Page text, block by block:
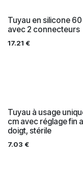
Tuyau en silicone
avec 2 connecteurs
17.21 €
Tuyau à usage
cm avec réglage fin
doigt, stérile
7.03 €